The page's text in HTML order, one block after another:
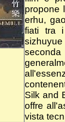
propone
erhu,
fiati tra
Silk and
offre
vista